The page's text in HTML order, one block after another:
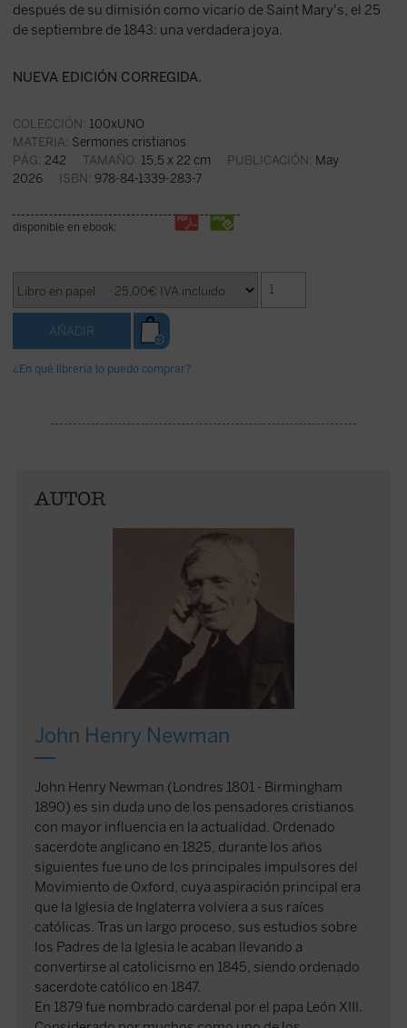
después de su dimisión como vicario de Saint Mary's, el 25
de septiembre de 1843: una verdadera joya.
NUEVA EDICIÓN CORREGIDA.
COLECCIÓN: 100xUNO
MATERIA: Sermones cristianos
PÁG: 242 TAMAÑO: 15,5 x 22 cm PUBLICACIÓN: May
2026 ISBN: 978-84-1339-283-7
disponible en ebook:
¿En qué librería lo puedo comprar?
AUTOR
John Henry Newman
John Henry Newman (Londres 1801 - Birmingham
1890) es sin duda uno de los pensadores cristianos
con mayor influencia en la actualidad. Ordenado
sacerdote anglicano en 1825, durante los años
siguientes fue uno de los principales impulsores del
Movimiento de Oxford, cuya aspiración principal era
que la Iglesia de Inglaterra volviera a sus raíces
católicas. Tras un largo proceso, sus estudios sobre
los Padres de la Iglesia le acaban llevando a
convertirse al catolicismo en 1845, siendo ordenado
sacerdote católico en 1847.
En 1879 fue nombrado cardenal por el papa León XIII.